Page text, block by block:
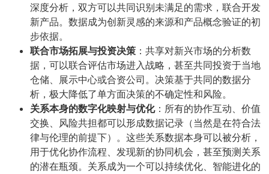
深度分析，双方可以共同识别未满足的需求，联合开发
新产品。数据成为创新灵感的来源和产品概念验证的初
步依据。
联合市场拓展与投资决策 ​：共享对新兴市场的分析数
据，可以联合评估市场进入战略，甚至共同投资于当地
仓储、展示中心或合资公司。决策基于共同的数据分
析，极大降低了单方面决策的不确定性和风险。
关系本身的数字化映射与优化​：所有的协作互动、价值
交换、风险共担都可以形成数据记录（当然是在符合法
律与伦理的前提下）。这些关系数据本身可以被分析，
用于优化协作流程、发现新的协同机会，甚至预测关系
的潜在瓶颈。关系成为一个可以持续优化、智能进化的